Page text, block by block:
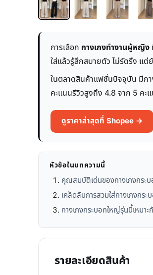
การเลือก กางเกงทำงานผู้หญิง
ใส่แล้วรู้สึกสบายตัว ไม่รัดรึง แ
ในตลาดสินค้าแฟชั่นปัจจุบัน มีก
คะแนนรีวิวสูงถึง 4.8 จาก 5 คะ
ดูราคาล่าสุดที่ Shopee →
หัวข้อในบทความนี้
คุณสมบัติเด่นของกางเกงกระ
เคล็ดลับการสวมใส่กางเกงกร
กางเกงกระบอกใหญ่รุ่นนี้เหมาะ
รายละเอียดสินค้า